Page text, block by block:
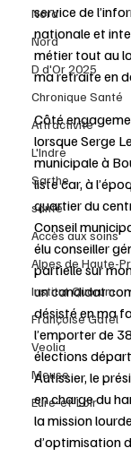
Nord
Nord
D d'Or 2025
Chronique Santé
Attractivité
L'Indre
Sarthe
santé
Accès aux soins
Alpes de Haute-
Institut Quorum
Françoise Gatel
Veolia
Meuse
Eure-et-Loir
service de
nationale et
métier tout au
ma retraite en
Côté
lorsque Serge
municipale à
liste car, à
quartier du
Conseil
élu conseiller
partielle sur
un candidat
désisté en ma
l’emporter de
élections
Autissier, le
en charge du
la mission
d’optimisation